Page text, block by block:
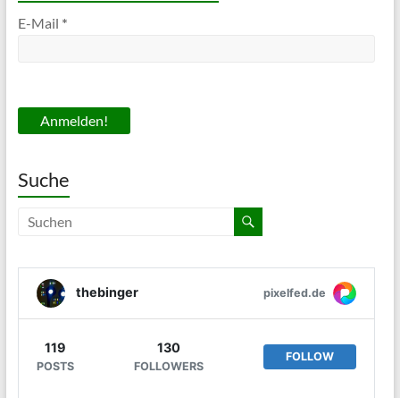
E-Mail *
Suche